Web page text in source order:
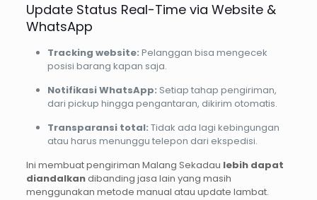
Update Status Real-Time via Website &
WhatsApp
Tracking website: Pelanggan bisa mengecek
posisi barang kapan saja.
Notifikasi WhatsApp: Setiap tahap pengiriman,
dari pickup hingga pengantaran, dikirim otomatis.
Transparansi total: Tidak ada lagi kebingungan
atau harus menunggu telepon dari ekspedisi.
Ini membuat pengiriman Malang Sekadau lebih dapat
diandalkandibanding jasa lain yang masih
menggunakan metode manual atau update lambat.